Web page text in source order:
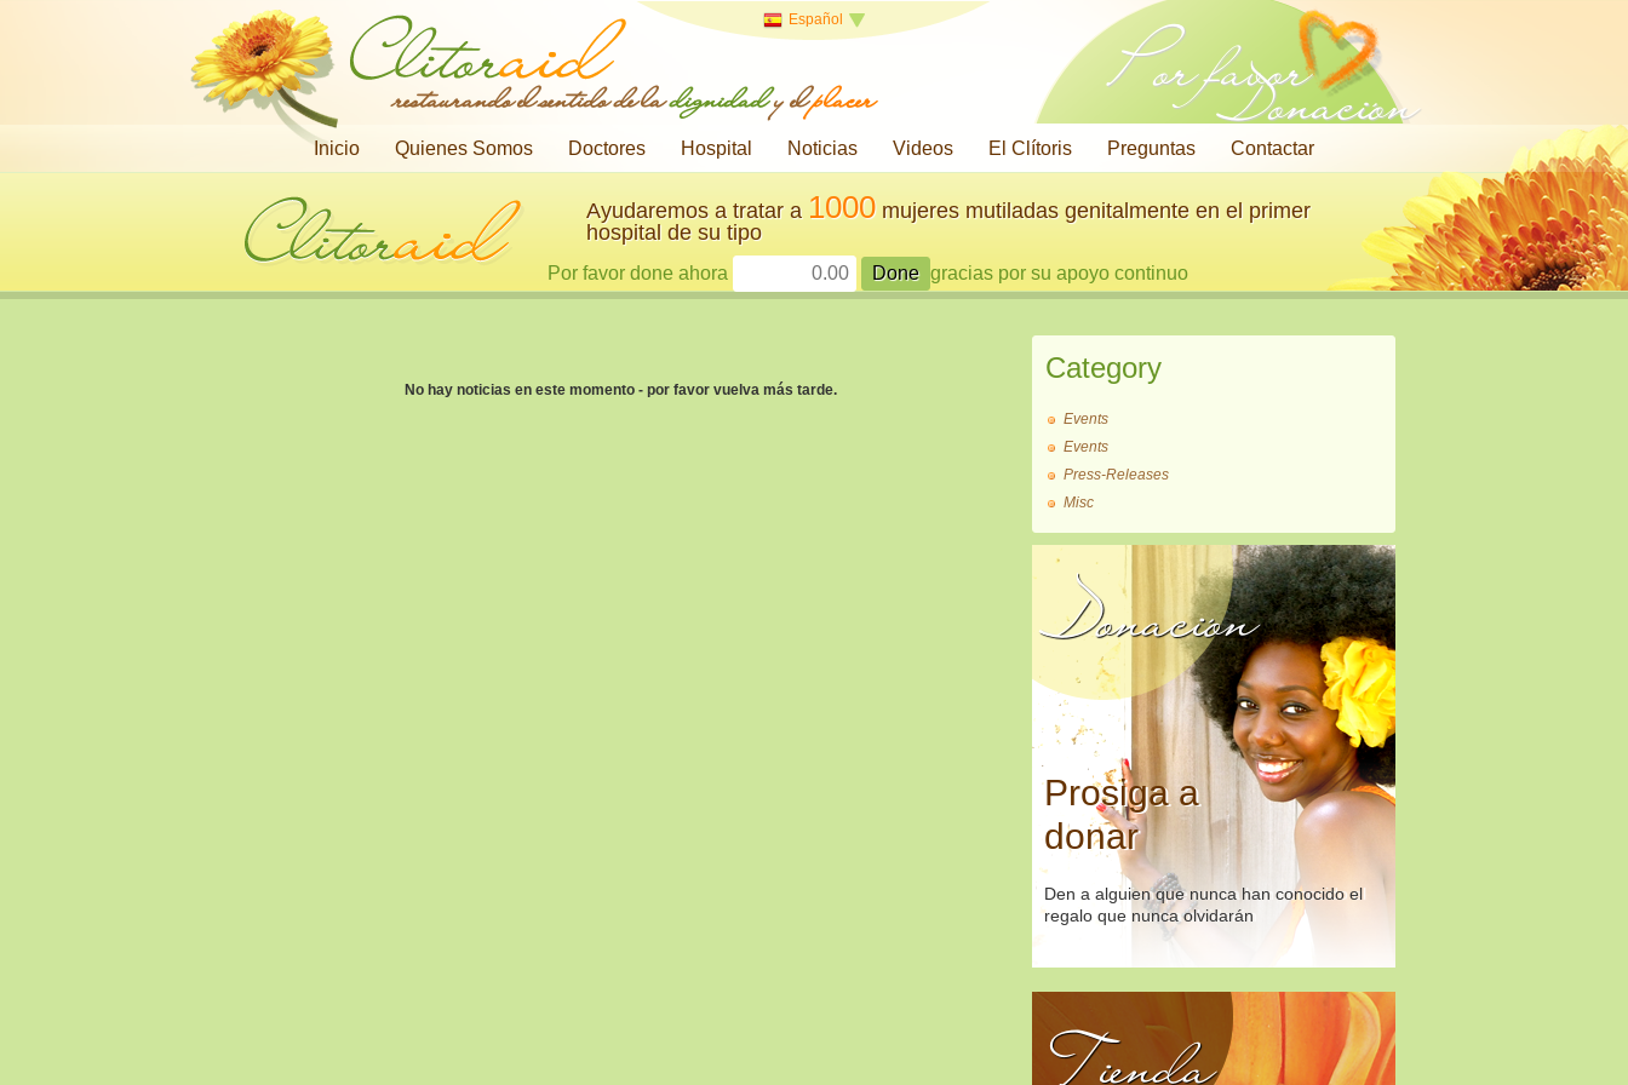
Español
restaurando el sentido de ladignidady elplacer Por favorDonación
Inicio Quienes Somos Doctores Hospital Noticias Videos El Clítoris Preguntas Contactar
Ayudaremos a tratar a 1000mujeres mutiladas genitalmente en el primer
hospital de su tipo
Por favor done ahora gracias por su apoyo continuo
No hay noticias en este momento - por favor vuelva más tarde.
Category
Events
Events
Press-Releases
Misc
Donación
Prosiga a
donar
Den a alguien que nunca han conocido el
regalo que nunca olvidarán
Tienda